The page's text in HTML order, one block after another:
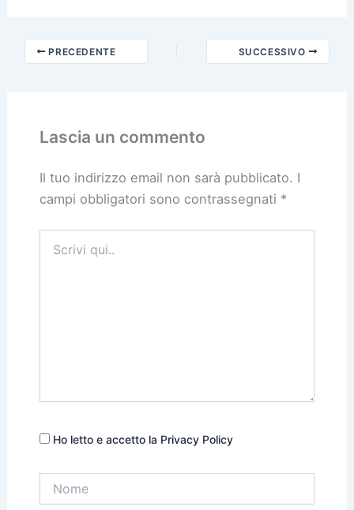
PRECEDENTE SUCCESSIVO
Lascia un commento
Il tuo indirizzo email non sarà pubblicato. I
campi obbligatori sono contrassegnati *
qui..
Ho letto e accetto la Privacy Policy